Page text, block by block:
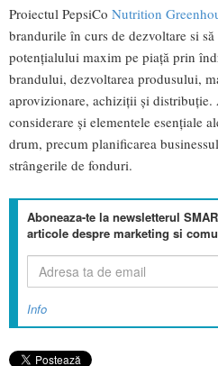
Proiectul PepsiCo Nutrition
brandurile în curs de dezvoltare si
potenţialului maxim pe piaţă prin
brandului, dezvoltarea produsului,
aprovizionare, achiziţii şi distribuţie.
considerare și elementele esenţiale
drum, precum planificarea
strângerile de fonduri.
Aboneaza-te la newsletterul
articole despre marketing si
Info